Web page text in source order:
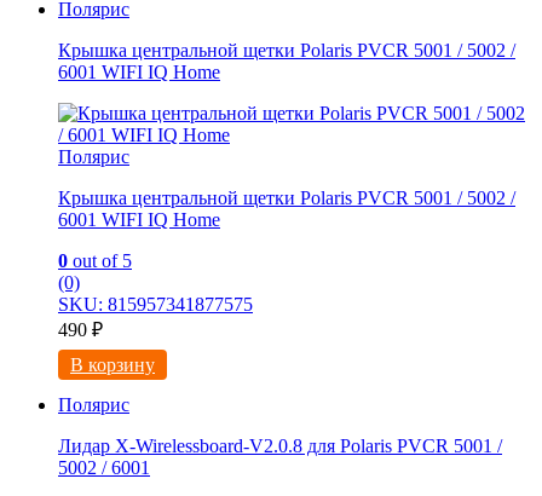
Полярис
Крышка центральной щетки Рolaris PVCR 5001 / 5002 /
6001 WIFI IQ Hоmе
Полярис
Крышка центральной щетки Рolaris PVCR 5001 / 5002 /
6001 WIFI IQ Hоmе
0 out of 5
(0)
SKU: 815957341877575
490 ₽
В корзину
Полярис
Лидар X-Wirelessboard-V2.0.8 для Polaris PVCR 5001 /
5002 / 6001